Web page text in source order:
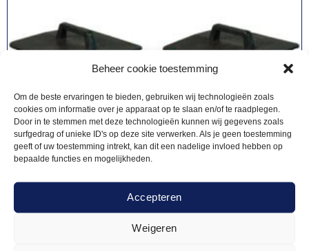
Beheer cookie toestemming
Om de beste ervaringen te bieden, gebruiken wij technologieën zoals
cookies om informatie over je apparaat op te slaan en/of te raadplegen.
Door in te stemmen met deze technologieën kunnen wij gegevens zoals
surfgedrag of unieke ID's op deze site verwerken. Als je geen toestemming
geeft of uw toestemming intrekt, kan dit een nadelige invloed hebben op
bepaalde functies en mogelijkheden.
Accepteren
Weigeren